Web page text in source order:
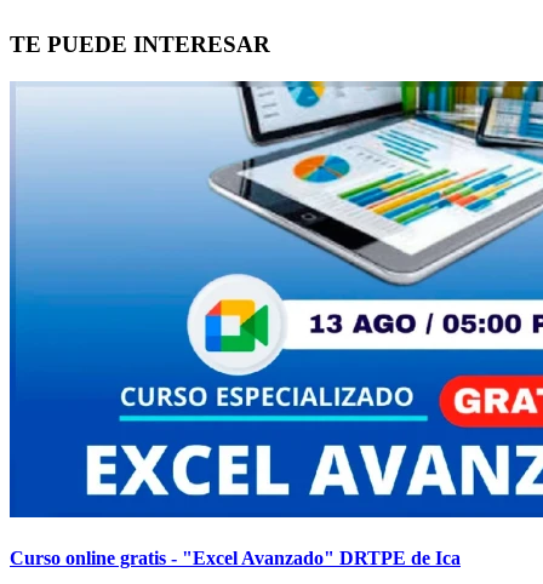
TE PUEDE INTERESAR
Curso online gratis - "Excel Avanzado" DRTPE de Ica